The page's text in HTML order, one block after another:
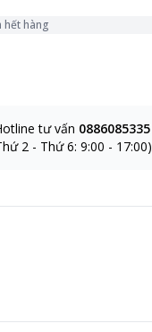
hết hàng
tư vấn 0886085335
2 - Thứ 6: 9:00 - 17:00)